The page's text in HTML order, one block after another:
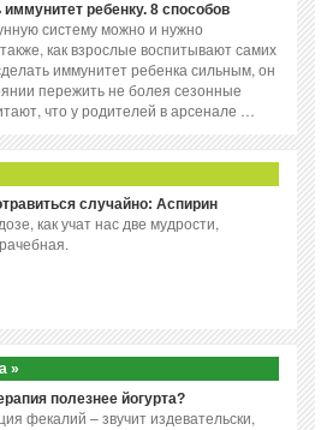
иммунитет ребенку. 8 способов
систему можно и нужно
как взрослые воспитывают самих
иммунитет ребенка сильным, он
пережить не болея сезонные
что у родителей в арсенале …
случайно: Аспирин
как учат нас две мудрости,
»
полезнее йогурта?
фекалий – звучит издевательски,